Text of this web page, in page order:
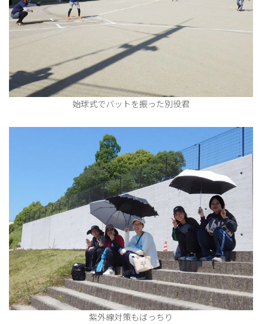
始球式でバットを振った別役君
紫外線対策もばっちり